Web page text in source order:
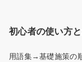
初心者の使い方
用語集→基礎施策の